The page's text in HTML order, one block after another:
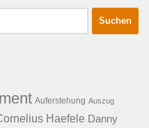
Auferstehung Auszug
Haefele Danny